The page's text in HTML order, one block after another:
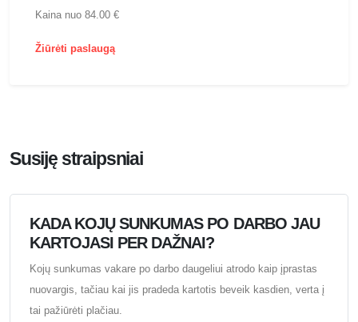
Kaina nuo 84.00 €
Žiūrėti paslaugą
Susiję straipsniai
KADA KOJŲ SUNKUMAS PO DARBO JAU
KARTOJASI PER DAŽNAI?
Kojų sunkumas vakare po darbo daugeliui atrodo kaip įprastas
nuovargis, tačiau kai jis pradeda kartotis beveik kasdien, verta į
tai pažiūrėti plačiau.